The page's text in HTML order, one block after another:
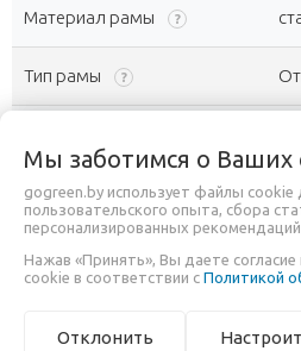
Материал рамы ?
Тип рамы ?
Рост велосипедиста
Складная рама
Трансмиссия -
Мы заботимся о Ваших
gogreen.by использует файлы cookie
пользовательского опыта, сбора
персонализированных рекомендаций.
Нажав «Принять», Вы даете
cookie в соответствии с Политикой
Отклонить